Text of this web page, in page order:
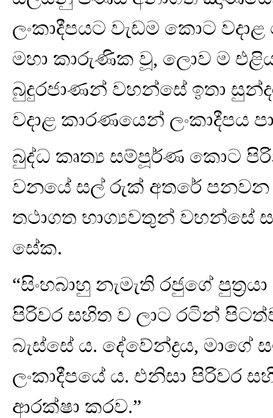
ලංකාදීපයට වැඩම කොට
මහා කාරුණික වූ, ලොව ම
බුදුරජාණන් වහන්සේ ඉතා
වදාළ කාරණයෙන් ලංකාදීපය
බුද්ධ කෘත්‍ය සම්පූර්ණ කොට
වනයේ සල් රුක් අතරේ පනවන
තථාගත භාග්‍යවතුන් වහන්සේ
සේක.
“සිංහබාහු නැමැති රජුගේ
පිරිවර සහිත ව ලාට රටින්
බැස්සේ ය. දේවේන්ද්‍රය,
ලංකාදීපයේ ය. එනිසා පිරිවර
ආරක්ෂා කරව.”